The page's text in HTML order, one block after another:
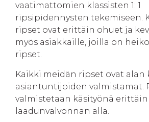
vaatimattomien klassisten 1: 1
ripsipidennysten tekemiseen.
ripset ovat erittäin ohuet ja
myös asiakkaille, joilla on
ripset.
Kaikki meidän ripset ovat
asiantuntijoiden valmistamat.
valmistetaan käsityönä
laadunvalvonnan alla.